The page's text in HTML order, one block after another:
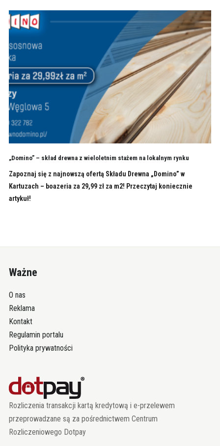
„Domino” – skład drewna z wieloletnim stażem na lokalnym rynku
Zapoznaj się z najnowszą ofertą Składu Drewna „Domino” w
Kartuzach – boazeria za 29,99 zł za m2! Przeczytaj koniecznie
artykuł!
Ważne
O nas
Reklama
Kontakt
Regulamin portalu
Polityka prywatności
Rozliczenia transakcji kartą kredytową i e-przelewem
przeprowadzane są za pośrednictwem Centrum
Rozliczeniowego Dotpay